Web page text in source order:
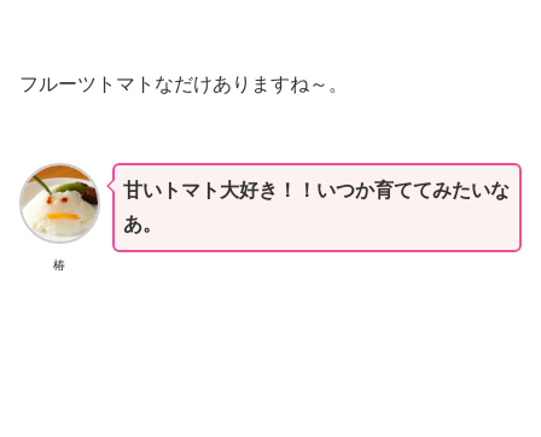
フルーツトマトなだけありますね～。
椿
甘いトマト大好き！！いつか育ててみたいな
あ。